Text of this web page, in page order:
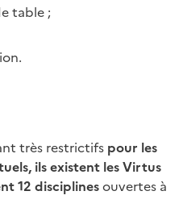
table ;
très restrictifs pour les
ils existent les Virtus
12 disciplinesouvertes à